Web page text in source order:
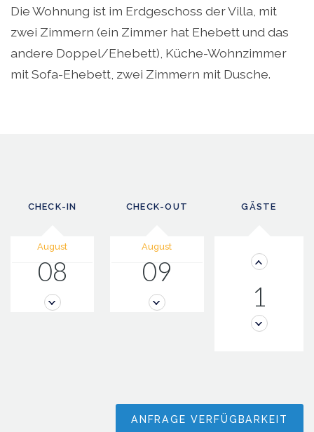
Die Wohnung ist im Erdgeschoss der Villa, mit
zwei Zimmern (ein Zimmer hat Ehebett und das
andere Doppel/Ehebett), Küche-Wohnzimmer
mit Sofa-Ehebett, zwei Zimmern mit Dusche.
CHECK-IN
August
08
CHECK-OUT
August
09
GÄSTE
1
ANFRAGE VERFÜGBARKEIT